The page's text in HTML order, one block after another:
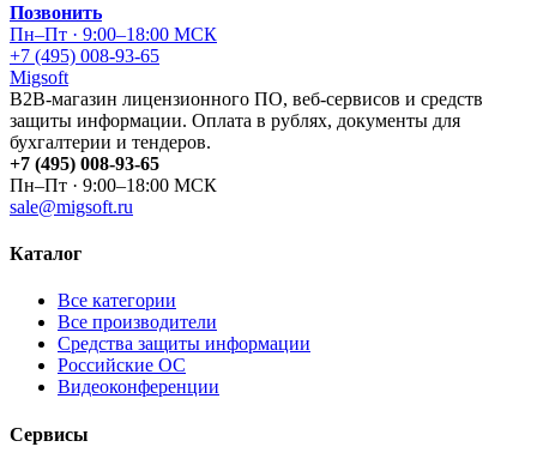
Позвонить
Пн–Пт · 9:00–18:00 МСК
+7 (495) 008-93-65
Migsoft
B2B-магазин лицензионного ПО, веб-сервисов и средств
защиты информации. Оплата в рублях, документы для
бухгалтерии и тендеров.
+7 (495) 008-93-65
Пн–Пт · 9:00–18:00 МСК
sale@migsoft.ru
Каталог
Все категории
Все производители
Средства защиты информации
Российские ОС
Видеоконференции
Сервисы